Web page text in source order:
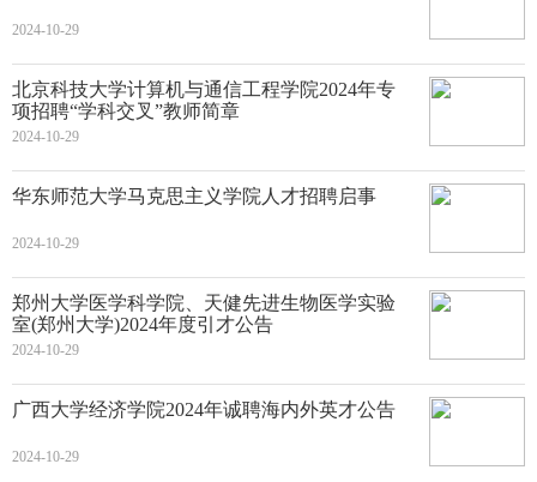
2024-10-29
北京科技大学计算机与通信工程学院2024年专
项招聘“学科交叉”教师简章
2024-10-29
华东师范大学马克思主义学院人才招聘启事
2024-10-29
郑州大学医学科学院、天健先进生物医学实验
室(郑州大学)2024年度引才公告
2024-10-29
广西大学经济学院2024年诚聘海内外英才公告
2024-10-29